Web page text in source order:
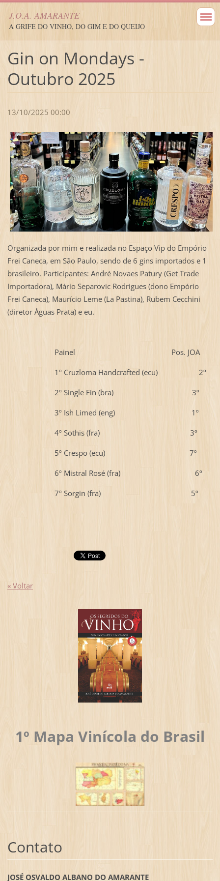
J.O.A. AMARANTE
A GRIFE DO VINHO, DO GIM E DO QUEIJO
Gin on Mondays -
Outubro 2025
13/10/2025 00:00
Organizada por mim e realizada no Espaço Vip do Empório
Frei Caneca, em São Paulo, sendo de 6 gins importados e 1
brasileiro. Participantes: André Novaes Patury (Get Trade
Importadora), Mário Separovic Rodrigues (dono Empório
Frei Caneca), Maurício Leme (La Pastina), Rubem Cecchini
(diretor Águas Prata) e eu.
Painel Pos. JOA
1º Cruzloma Handcrafted (ecu) 2º
2º Single Fin (bra) 3º
3º Ish Limed (eng) 1º
4º Sothis (fra) 3º
5º Crespo (ecu) 7º
6º Mistral Rosé (fra) 6º
7º Sorgin (fra) 5º
« Voltar
1º Mapa Vinícola do Brasil
Contato
JOSÉ OSVALDO ALBANO DO AMARANTE